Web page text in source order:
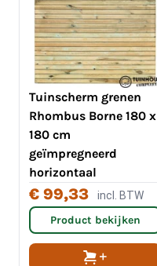
Tuinscherm grenen
Rhombus Borne 180 x
180 cm
geïmpregneerd
horizontaal
€ 99,33 incl. BTW
Product bekijken